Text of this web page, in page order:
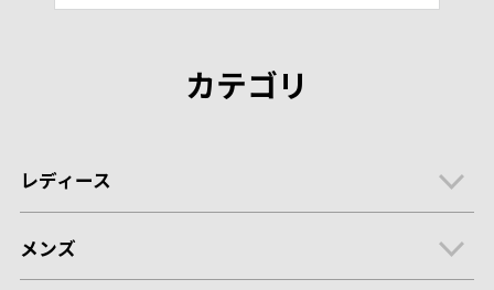
カテゴリ
レディース
メンズ